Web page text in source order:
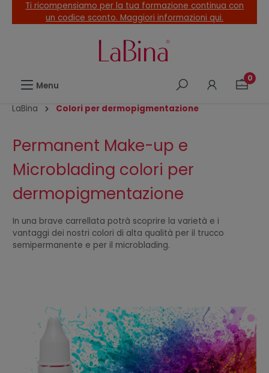
principale
Ti ricompensiamo per la tua formazione continua con
un codice sconto. Maggiori informazioni qui.
Menu
0
LaBina Colori per dermopigmentazione
Permanent Make-up e
Microblading colori per
dermopigmentazione
In una brave carrellata potrà scoprire la varietà e i
vantaggi dei nostri colori di alta qualità per il trucco
semipermanente e per il microblading.